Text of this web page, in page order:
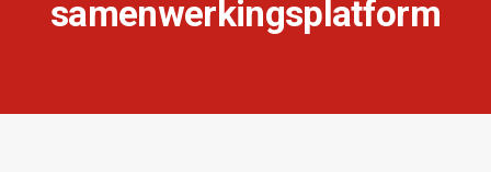
samenwerkingsplatform